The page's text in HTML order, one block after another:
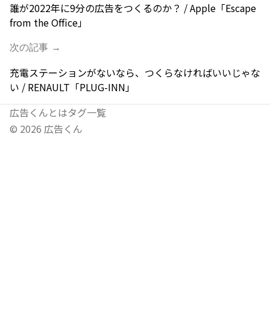
誰が2022年に9分の広告をつくるのか？ / Apple「Escape
from the Office」
次の記事 →
充電ステーションがないなら、つくらなければいいじゃな
い / RENAULT「PLUG-INN」
広告くんとはタグ一覧
© 2026 広告くん